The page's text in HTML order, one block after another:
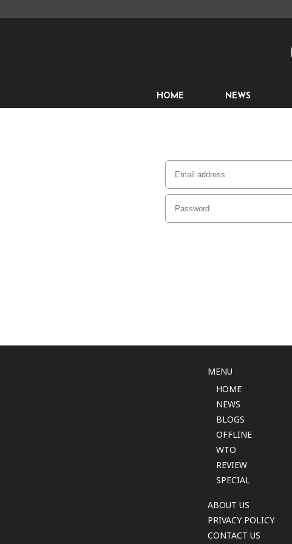
HOME NEWS
MENU
HOME
NEWS
BLOGS
OFFLINE
WTO
REVIEW
SPECIAL
ABOUT US
PRIVACY POLICY
CONTACT US